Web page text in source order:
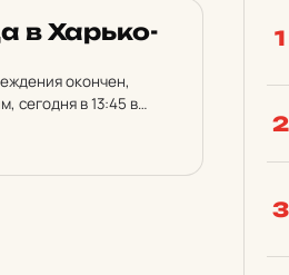
в Харь­ко­
окончен,
сегодня в 13:45 в
1
2
3